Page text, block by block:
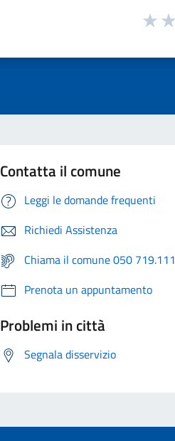
Contatta il comune
Leggi le domande frequenti
Richiedi Assistenza
Chiama il comune 050 719.111
Prenota un appuntamento
Problemi in città
Segnala disservizio